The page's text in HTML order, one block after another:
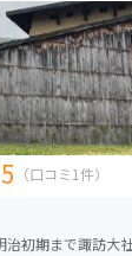
5 （口コミ1件）
治初期まで諏訪大